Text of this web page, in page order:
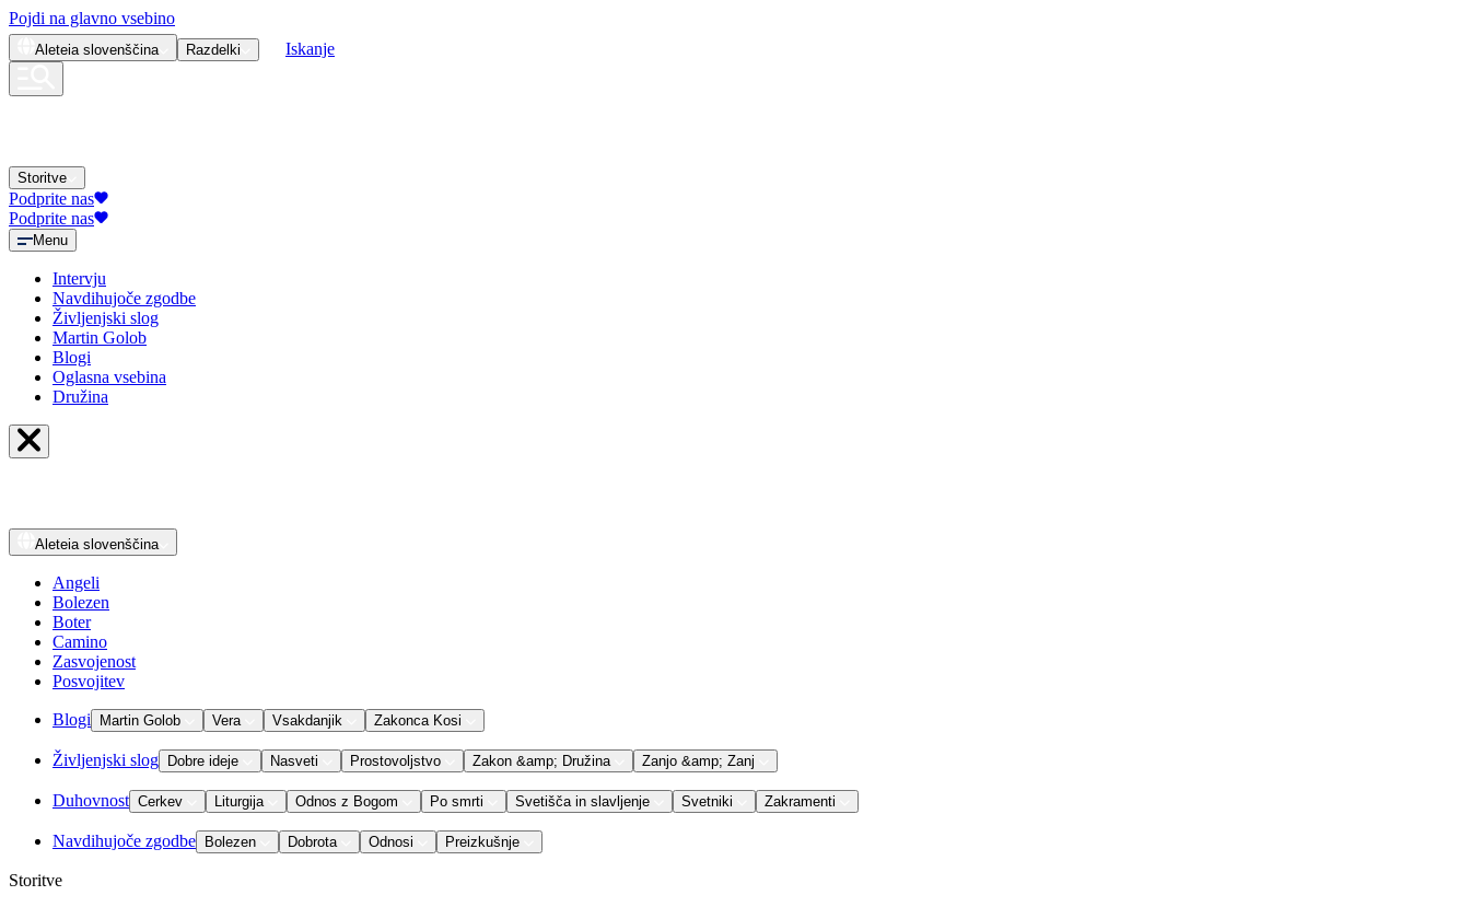
Pojdi na glavno vsebino
Aleteia slovenščina Razdelki Iskanje
Storitve
Podprite nas
Podprite nas
Menu
Intervju
Navdihujoče zgodbe
Življenjski slog
Martin Golob
Blogi
Oglasna vsebina
Družina
Aleteia slovenščina
Angeli
Bolezen
Boter
Camino
Zasvojenost
Posvojitev
Blogi Martin Golob Vera Vsakdanjik Zakonca Kosi
Življenjski slog Dobre ideje Nasveti Prostovoljstvo Zakon &amp; Družina Zanjo &amp; Zanj
Duhovnost Cerkev Liturgija Odnos z Bogom Po smrti Svetišča in slavljenje Svetniki Zakramenti
Navdihujoče zgodbe Bolezen Dobrota Odnosi Preizkušnje
Storitve